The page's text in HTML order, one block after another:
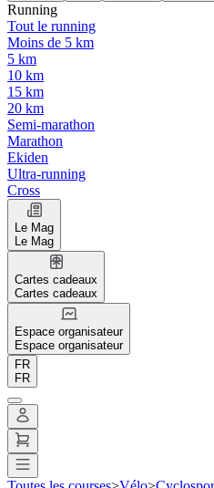
Running
Tout le running
Moins de 5 km
5 km
10 km
15 km
20 km
Semi-marathon
Marathon
Ekiden
Ultra-running
Cross
Le Mag
Le Mag
Cartes cadeaux
Cartes cadeaux
Espace organisateur
Espace organisateur
FR
FR